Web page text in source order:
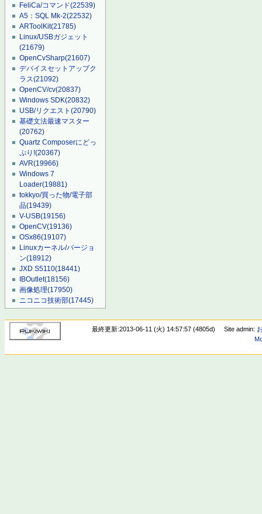
FeliCa/コマンド(22539)
A5：SQL Mk-2(22532)
ARToolKit(21785)
Linux/USBガジェット
(21679)
OpenCvSharp(21607)
デバイスセットアップク
ラス(21092)
OpenCV/cv(20837)
Windows SDK(20832)
USB/リクエスト(20790)
基礎文法最速マスター
(20762)
Quartz Composerにどっ
ぷり!(20367)
AVR(19966)
Windows 7
Loader(19881)
tokkyo/買った物/電子部
品(19439)
V-USB(19156)
OpenCV(19136)
OSx86(19107)
Linuxカーネル/バージョ
ン(18912)
JXD S5110(18441)
IBOutlet(18156)
画像処理(17950)
ニコニコ技術部(17445)
最終更新:2013-06-11 (火) 14:57:57 (4805d) Site admin: